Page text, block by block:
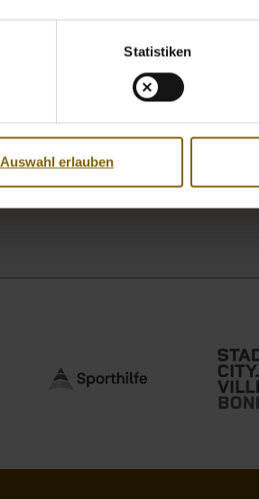
Statistiken
Auswahl erlauben